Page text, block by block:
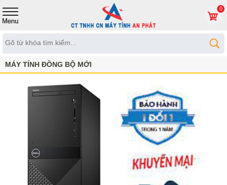
0
MÁY TÍNH ĐỒNG BỘ MỚI